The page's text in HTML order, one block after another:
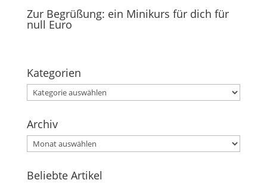
Zur Begrüßung: ein Minikurs für dich für
null Euro
Kategorien
Kategorien
Archiv
Archiv
Beliebte Artikel